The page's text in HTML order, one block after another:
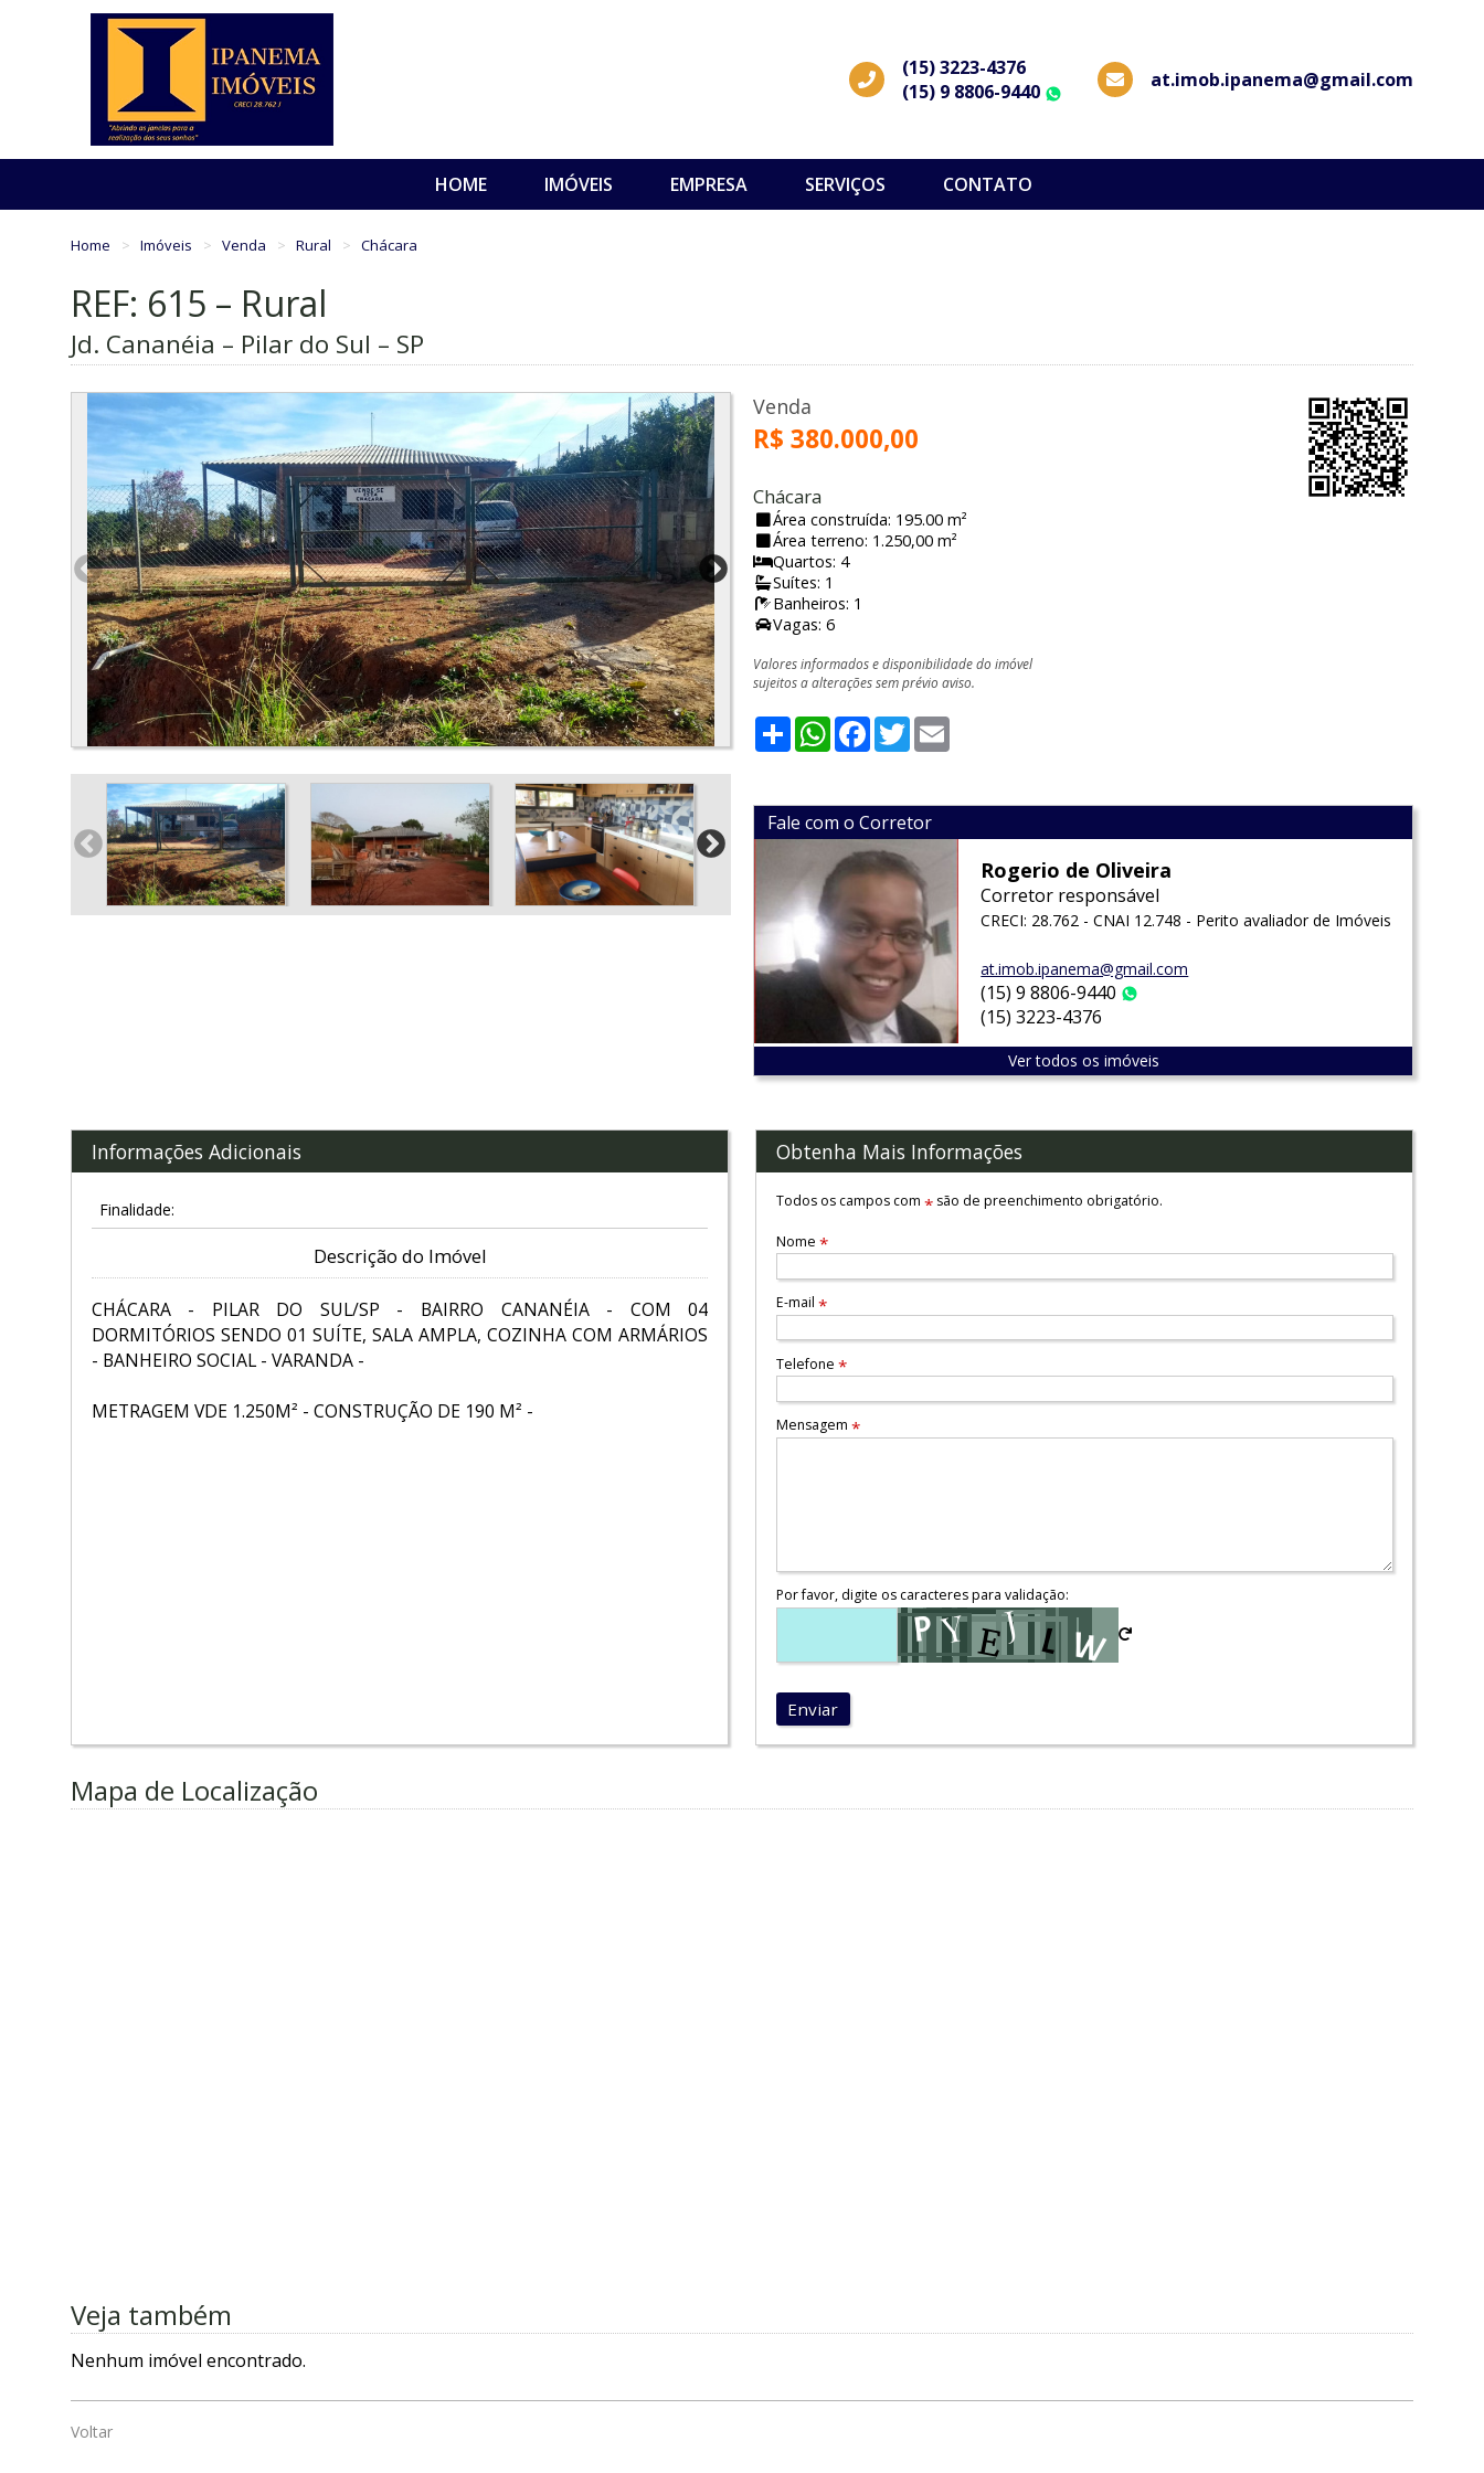
(15) 3223-4376
(15) 9 8806-9440
WhatsApp
at.imob.ipanema@gmail.com
HOME IMÓVEIS EMPRESA SERVIÇOS CONTATO
Home Imóveis Venda Rural Chácara
REF: 615 – Rural
Jd. Cananéia – Pilar do Sul – SP
Venda
R$ 380.000,00
Chácara
Área construída: 195.00 m²
Área terreno: 1.250,00 m²
Quartos: 4
Suítes: 1
Banheiros: 1
Vagas: 6
Valores informados e disponibilidade do imóvel
sujeitos a alterações sem prévio aviso.
ShareWhatsApp
Facebook
Twitter
Fale com o Corretor
Rogerio de Oliveira
Corretor responsável
CRECI: 28.762 - CNAI 12.748 - Perito avaliador de Imóveis
at.imob.ipanema@gmail.com
(15) 9 8806-9440
(15) 3223-4376
Ver todos os imóveis
Informações Adicionais
Finalidade:
Descrição do Imóvel
CHÁCARA - PILAR DO SUL/SP - BAIRRO CANANÉIA - COM 04
DORMITÓRIOS SENDO 01 SUÍTE, SALA AMPLA, COZINHA COM ARMÁRIOS
- BANHEIRO SOCIAL - VARANDA -
METRAGEM VDE 1.250M² - CONSTRUÇÃO DE 190 M² -
Obtenha Mais Informações
Todos os campos com *são de preenchimento obrigatório.
Nome *
E-mail *
Telefone *
Mensagem *
Por favor, digite os caracteres para validação:
Enviar
Mapa de Localização
Veja também
Nenhum imóvel encontrado.
Voltar